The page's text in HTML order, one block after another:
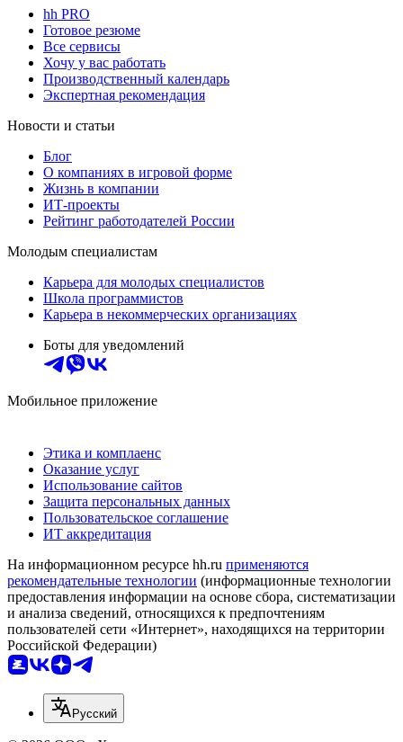
hh PRO
Готовое резюме
Все сервисы
Хочу у вас работать
Производственный календарь
Экспертная рекомендация
Новости и статьи
Блог
О компаниях в игровой форме
Жизнь в компании
ИТ-проекты
Рейтинг работодателей России
Молодым специалистам
Карьера для молодых специалистов
Школа программистов
Карьера в некоммерческих организациях
Боты для уведомлений
Мобильное приложение
Этика и комплаенс
Оказание услуг
Использование сайтов
Защита персональных данных
Пользовательское соглашение
ИТ аккредитация
На информационном ресурсе hh.ru применяются
рекомендательные технологии (информационные технологии
предоставления информации на основе сбора, систематизации
и анализа сведений, относящихся к предпочтениям
пользователей сети «Интернет», находящихся на территории
Российской Федерации)
Русский